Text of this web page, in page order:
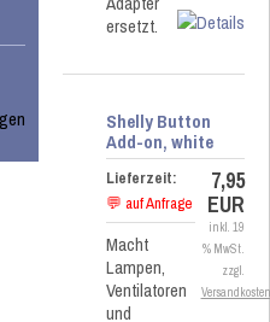
ersetzt.
Shelly Button
Add-on, white
Lieferzeit:
💬 auf Anfrage
Macht
Lampen,
Ventilatoren
und
7,95
EUR
inkl. 19
% MwSt.
zzgl.
Versandkosten